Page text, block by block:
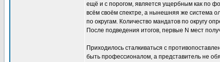
ещё и с порогом, является ущербным как по
всём своём спектре, а нынешняя же система
по округам. Количество мандатов по округу
После подведения итогов, первые N мест
Приходилось сталкиваться с
быть профессионалом, а представитель не